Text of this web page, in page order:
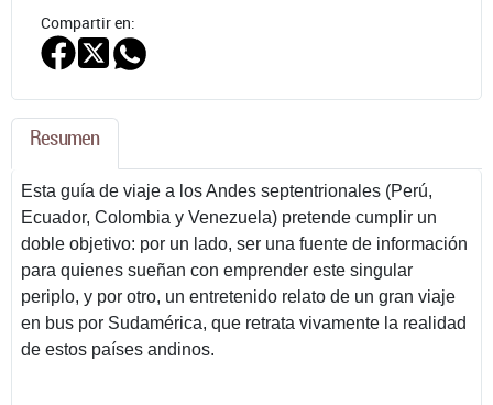
Compartir en:
Resumen
Esta guía de viaje a los Andes septentrionales (Perú,
Ecuador, Colombia y Venezuela) pretende cumplir un
doble objetivo: por un lado, ser una fuente de información
para quienes sueñan con emprender este singular
periplo, y por otro, un entretenido relato de un gran viaje
en bus por Sudamérica, que retrata vivamente la realidad
de estos países andinos.